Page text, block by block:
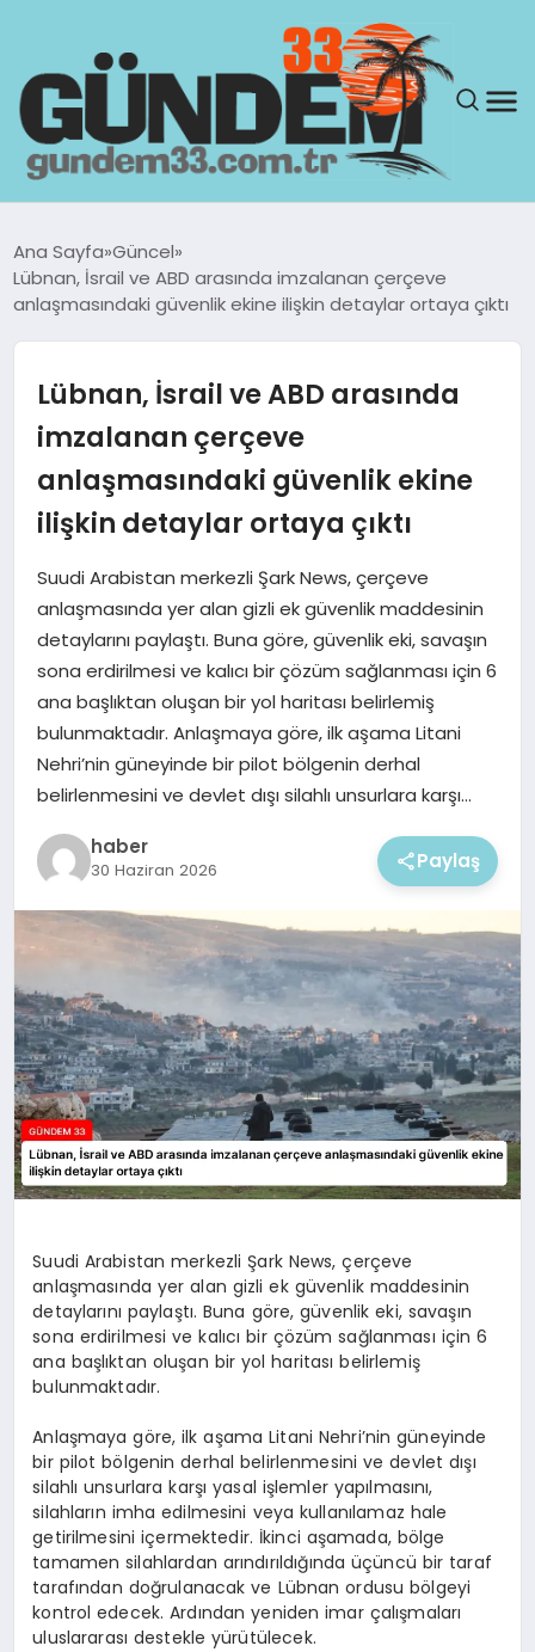
GÜNDEM
TEKNOLOJI
EKONOMI
MAGAZIN
Ana Sayfa Güncel
Lübnan, İsrail ve ABD arasında imzalanan çerçeve
anlaşmasındaki güvenlik ekine ilişkin detaylar ortaya çıktı
Lübnan, İsrail ve ABD arasında
imzalanan çerçeve
anlaşmasındaki güvenlik ekine
ilişkin detaylar ortaya çıktı
Suudi Arabistan merkezli Şark News, çerçeve
anlaşmasında yer alan gizli ek güvenlik maddesinin
detaylarını paylaştı. Buna göre, güvenlik eki, savaşın
sona erdirilmesi ve kalıcı bir çözüm sağlanması için 6
ana başlıktan oluşan bir yol haritası belirlemiş
bulunmaktadır. Anlaşmaya göre, ilk aşama Litani
Nehri’nin güneyinde bir pilot bölgenin derhal
belirlenmesini ve devlet dışı silahlı unsurlara karşı…
haber
30 Haziran 2026 Paylaş
Suudi Arabistan merkezli Şark News, çerçeve
anlaşmasında yer alan gizli ek güvenlik maddesinin
detaylarını paylaştı. Buna göre, güvenlik eki, savaşın
sona erdirilmesi ve kalıcı bir çözüm sağlanması için 6
ana başlıktan oluşan bir yol haritası belirlemiş
bulunmaktadır.
Anlaşmaya göre, ilk aşama Litani Nehri’nin güneyinde
bir pilot bölgenin derhal belirlenmesini ve devlet dışı
silahlı unsurlara karşı yasal işlemler yapılmasını,
silahların imha edilmesini veya kullanılamaz hale
getirilmesini içermektedir. İkinci aşamada, bölge
tamamen silahlardan arındırıldığında üçüncü bir taraf
tarafından doğrulanacak ve Lübnan ordusu bölgeyi
kontrol edecek. Ardından yeniden imar çalışmaları
uluslararası destekle yürütülecek.